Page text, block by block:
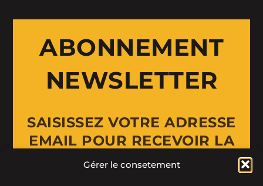
Gérer le consetement
ABONNEMENT
NEWSLETTER
SAISISSEZ VOTRE ADRESSE
EMAIL POUR RECEVOIR LA
NEWSLETTER